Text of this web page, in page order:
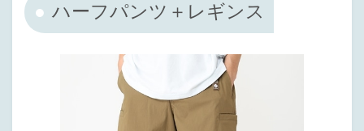
ハーフパンツ＋レギンス